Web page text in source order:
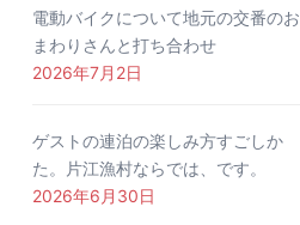
電動バイクについて地元の交番のお
まわりさんと打ち合わせ
2026年7月2日
ゲストの連泊の楽しみ方すごしか
た。片江漁村ならでは、です。
2026年6月30日